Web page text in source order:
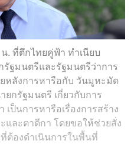
น. ที่ตึกไทยคู่ฟ้า ทำเนียบ
ฐมนตรีและรัฐมนตรีว่าการ
หลังการหารือกับ วันมูหะมัด
กรัฐมนตรี เกี่ยวกับการ
ป็นการหารือเรื่องการสร้าง
และตาดีกา โดยขอให้ช่วยสั่ง
ต้องดำเนินการในพื้นที่